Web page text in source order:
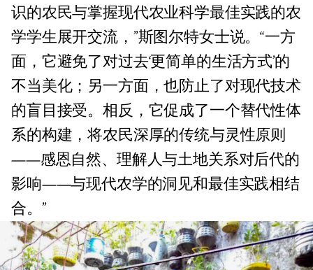
识的农民与掌握现代农业科学最佳实践的农
学学生展开交流，”斯图尔特女士说。“一方
面，它避免了对过去‘更简单的生活方式’的
不当美化；另一方面，也防止了对现代技术
的盲目接受。相反，它促成了一个替代性体
系的构建，将农民深厚的传统与灵性原则
——感恩自然、理解人与土地关系对后代的
影响——与现代农学的洞见和最佳实践相结
合。”